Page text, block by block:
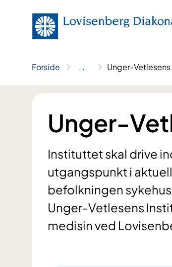
Forside .. . Unger-
Unger-
Instituttet skal drive
utgangspunkt i
befolkningen
Unger-Vetlesens
medisin ved